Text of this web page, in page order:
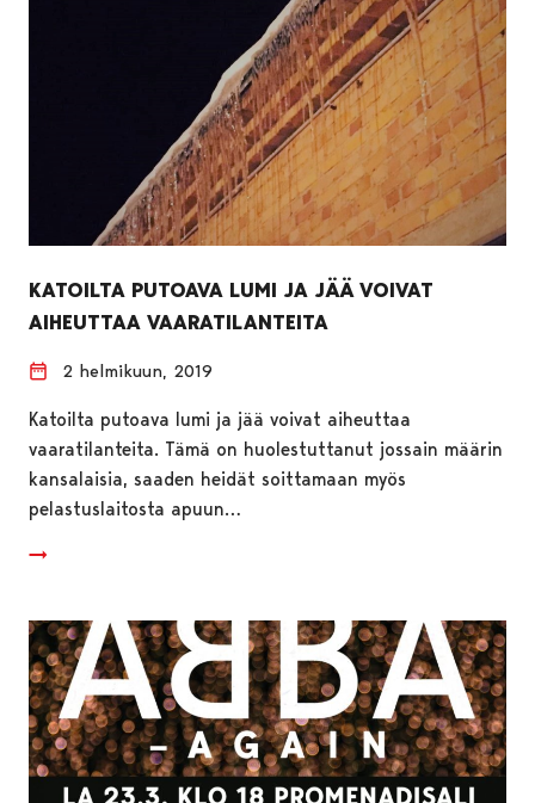
KATOILTA PUTOAVA LUMI JA JÄÄ VOIVAT
AIHEUTTAA VAARATILANTEITA
2 helmikuun, 2019
Katoilta putoava lumi ja jää voivat aiheuttaa
vaaratilanteita. Tämä on huolestuttanut jossain määrin
kansalaisia, saaden heidät soittamaan myös
pelastuslaitosta apuun…